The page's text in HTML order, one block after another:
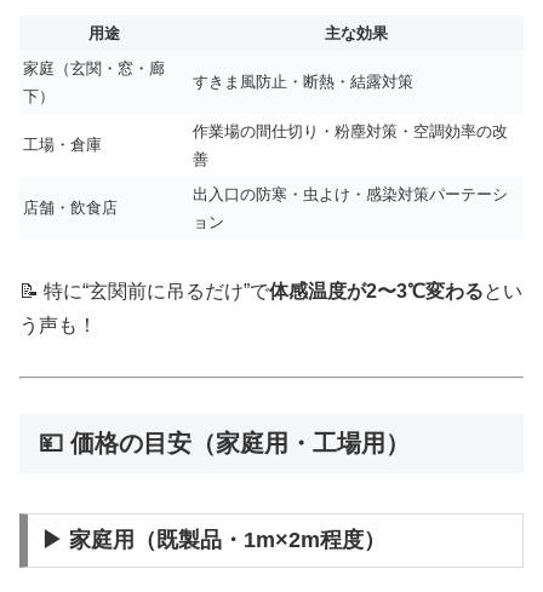
用途
主な効果
家庭（玄関・窓・廊
下）
すきま風防止・断熱・結露対策
工場・倉庫
作業場の間仕切り・粉塵対策・空調効率の改
善
店舗・飲食店
出入口の防寒・虫よけ・感染対策パーテーシ
ョン
📝 特に“玄関前に吊るだけ”で体感温度が2〜3℃変わるとい
う声も！
💴 価格の目安（家庭用・工場用）
▶ 家庭用（既製品・1m×2m程度）